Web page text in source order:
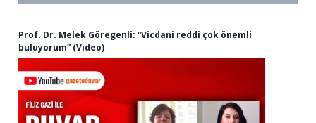
Prof. Dr. Melek Göregenli: “Vicdani reddi çok önemli
buluyorum” (Video)